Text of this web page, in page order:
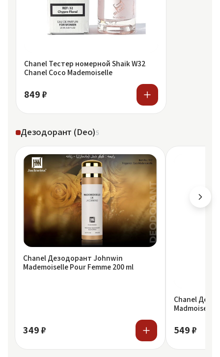
Chanel Тестер номерной Shaik W32
Chanel Coco Mademoiselle
849 ₽
Дезодорант (Deo)5
Chanel Дезодорант Johnwin
Mademoiselle Pour Femme 200 ml
349 ₽
Chanel
Madmoiselle
549 ₽